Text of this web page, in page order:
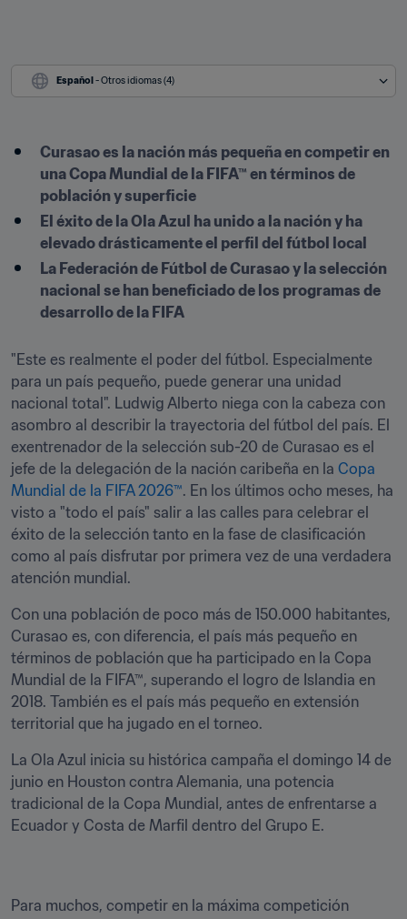
Español - Otros idiomas (4)
Curasao es la nación más pequeña en competir en
una Copa Mundial de la FIFA™ en términos de
población y superficie
El éxito de la Ola Azul ha unido a la nación y ha
elevado drásticamente el perfil del fútbol local
La Federación de Fútbol de Curasao y la selección
nacional se han beneficiado de los programas de
desarrollo de la FIFA
"Este es realmente el poder del fútbol. Especialmente
para un país pequeño, puede generar una unidad
nacional total". Ludwig Alberto niega con la cabeza con
asombro al describir la trayectoria del fútbol del país. El
exentrenador de la selección sub-20 de Curasao es el
jefe de la delegación de la nación caribeña en la Copa
Mundial de la FIFA 2026™. En los últimos ocho meses, ha
visto a "todo el país" salir a las calles para celebrar el
éxito de la selección tanto en la fase de clasificación
como al país disfrutar por primera vez de una verdadera
atención mundial.
Con una población de poco más de 150.000 habitantes,
Curasao es, con diferencia, el país más pequeño en
términos de población que ha participado en la Copa
Mundial de la FIFA™, superando el logro de Islandia en
2018. También es el país más pequeño en extensión
territorial que ha jugado en el torneo.
La Ola Azul inicia su histórica campaña el domingo 14 de
junio en Houston contra Alemania, una potencia
tradicional de la Copa Mundial, antes de enfrentarse a
Ecuador y Costa de Marfil dentro del Grupo E.
Para muchos, competir en la máxima competición